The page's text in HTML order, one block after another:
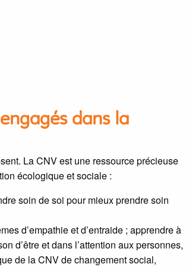
dans la
La CNV est une ressource précieuse
écologique et sociale :
soin de soi pour mieux prendre soin
d’empathie et d’entraide ; apprendre à
d’être et dans l’attention aux personnes,
de la CNV de changement social,